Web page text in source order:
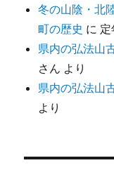
冬の山陰・北
町の歴史 に
県内の弘法山
さん より
県内の弘法山
より